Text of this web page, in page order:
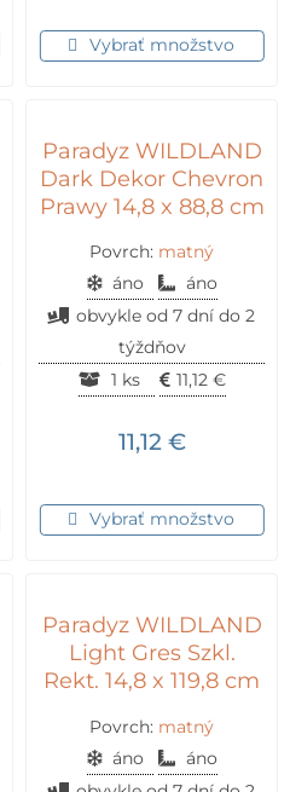
Vybrať množstvo
Paradyz WILDLAND
Dark Dekor Chevron
Prawy 14,8 x 88,8 cm
Povrch: matný
áno
áno
obvykle od 7 dní do 2
týždňov
1 ks
11,12 €
11,12 €
Vybrať množstvo
Paradyz WILDLAND
Light Gres Szkl.
Rekt. 14,8 x 119,8 cm
Povrch: matný
áno
áno